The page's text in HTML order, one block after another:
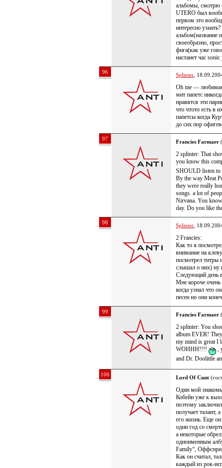
альбомы, смотрю
UTERO был
первом это
интересно
альбом(название
своеобразно,
фига(как уже
настанет час
96 Splinter ,
Oh me — любимая
мит папетс
нравятся эти
что чтото есть в
папетсы когда
до сих пор
97 Francies Farmaer
2 splinter: That
you know this
SHOULD listen to
By the way Meat
they were really
songs. a lot of
Nirvana. You
day. Do you like
98 Splinter ,
2 Francies:
Как то я
внимание на
посмотрел титры
слышал о них) ну
Следующий день
Мне короче
когда узнал что
песен но они
99 Francies Farmaer
2 splinter: You
album EVER!
my mind is great I
WOHHH!!!!
,
and Dr. Doolittle
100 Lord Of Cunt
Один мой
Кобейн уже к
поэтому
получает талант,
его жизнь. Еще
один год со
а некоторые
одноименным
Family“,
Как он считал,
каждый из рок-